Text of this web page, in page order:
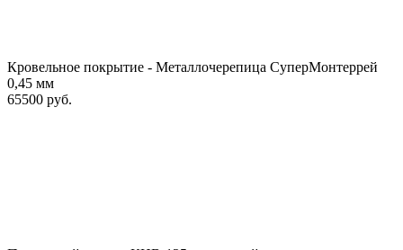
Кровельное покрытие - Металлочерепица СуперМонтеррей
0,45 мм
65500 руб.